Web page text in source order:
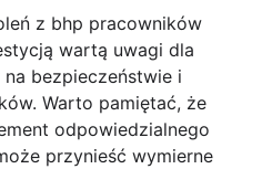
z bhp pracowników
wartą uwagi dla
bezpieczeństwie i
Warto pamiętać, że
odpowiedzialnego
przynieść wymierne